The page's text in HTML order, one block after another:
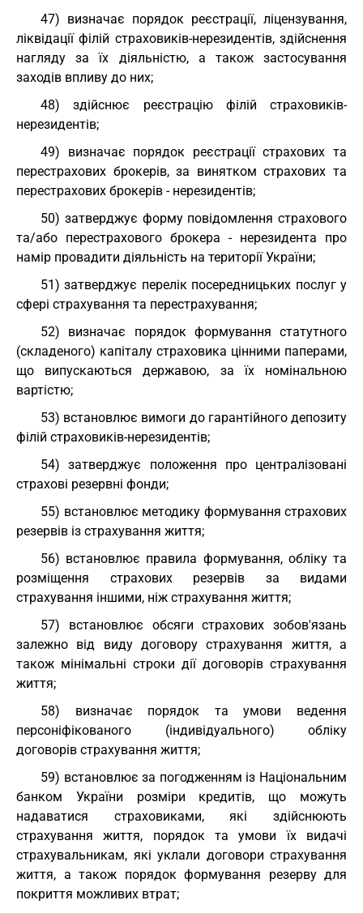
47) визначає порядок реєстрації, ліцензування,
ліквідації філій страховиків-нерезидентів, здійснення
нагляду за їх діяльністю, а також застосування
заходів впливу до них;
48) здійснює реєстрацію філій страховиків-
нерезидентів;
49) визначає порядок реєстрації страхових та
перестрахових брокерів, за винятком страхових та
перестрахових брокерів - нерезидентів;
50) затверджує форму повідомлення страхового
та/або перестрахового брокера - нерезидента про
намір провадити діяльність на території України;
51) затверджує перелік посередницьких послуг у
сфері страхування та перестрахування;
52) визначає порядок формування статутного
(складеного) капіталу страховика цінними паперами,
що випускаються державою, за їх номінальною
вартістю;
53) встановлює вимоги до гарантійного депозиту
філій страховиків-нерезидентів;
54) затверджує положення про централізовані
страхові резервні фонди;
55) встановлює методику формування страхових
резервів із страхування життя;
56) встановлює правила формування, обліку та
розміщення страхових резервів за видами
страхування іншими, ніж страхування життя;
57) встановлює обсяги страхових зобов'язань
залежно від виду договору страхування життя, а
також мінімальні строки дії договорів страхування
життя;
58) визначає порядок та умови ведення
персоніфікованого (індивідуального) обліку
договорів страхування життя;
59) встановлює за погодженням із Національним
банком України розміри кредитів, що можуть
надаватися страховиками, які здійснюють
страхування життя, порядок та умови їх видачі
страхувальникам, які уклали договори страхування
життя, а також порядок формування резерву для
покриття можливих втрат;